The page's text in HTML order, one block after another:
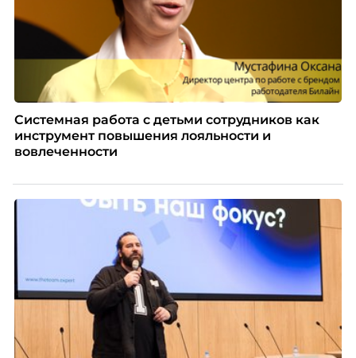
Системная работа с детьми сотрудников как
инструмент повышения лояльности и
вовлеченности